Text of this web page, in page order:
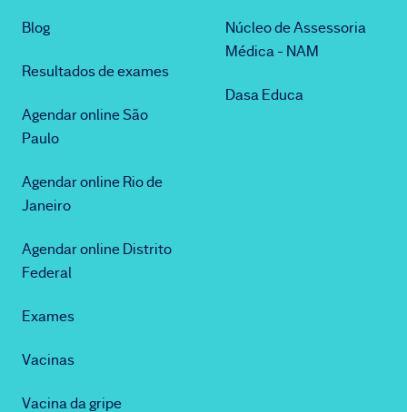
Blog
Resultados de exames
Agendar online São
Paulo
Agendar online Rio de
Janeiro
Agendar online Distrito
Federal
Exames
Vacinas
Vacina da gripe
Núcleo de Assessoria
Médica - NAM
Dasa Educa